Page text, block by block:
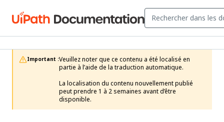
Important :Veuillez noter que ce contenu a été localisé en
partie à l’aide de la traduction automatique.
La localisation du contenu nouvellement publié
peut prendre 1 à 2 semaines avant d’être
disponible.